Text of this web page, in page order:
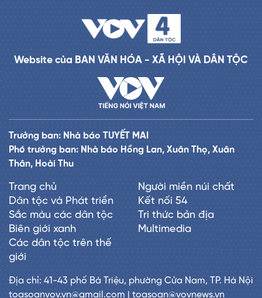
Website của BAN VĂN HÓA - XÃ HỘI VÀ DÂN TỘC
Trưởng ban: Nhà báo TUYẾT MAI
Phó trưởng ban: Nhà báo Hồng Lan, Xuân Thọ, Xuân
Thân, Hoài Thu
Trang chủ
Dân tộc và Phát triển
Sắc màu các dân tộc
Biên giới xanh
Các dân tộc trên thế
giới
Người miền núi chất
Kết nối 54
Tri thức bản địa
Multimedia
Địa chỉ: 41-43 phố Bà Triệu, phường Cửa Nam, TP. Hà Nội
toasoanvov.vn@gmail.com | toasoan@vovnews.vn